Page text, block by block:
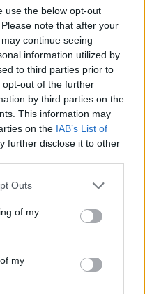
use the below opt-out
note that after your
continue seeing
information utilized by
to third parties prior to
out of the further
by third parties on the
This information may
on the IAB’s List of
further disclose it to other
one or more Google
You may click to
its third-party tags to
in below Google
Outs
of my
my
μια ξεχωριστή
που θα τον
που έχουν διασωθεί
εκκλησιών του.
με το θαυμάσια
τέμπλο που
Τριών Ταξιαρχών και
της Χρύσως που
του Μυστρά, όπως
βρύσες” του 1900
μπορούν να